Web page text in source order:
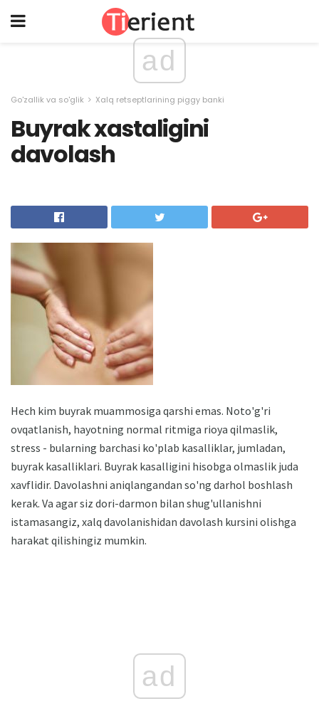
ad
Go'zallik va so'glik Xalq retseptlarining piggy banki
Buyrak xastaligini
davolash
Hech kim buyrak muammosiga qarshi emas. Noto'g'ri
ovqatlanish, hayotning normal ritmiga rioya qilmaslik,
stress - bularning barchasi ko'plab kasalliklar, jumladan,
buyrak kasalliklari. Buyrak kasalligini hisobga olmaslik juda
xavflidir. Davolashni aniqlangandan so'ng darhol boshlash
kerak. Va agar siz dori-darmon bilan shug'ullanishni
istamasangiz, xalq davolanishidan davolash kursini olishga
harakat qilishingiz mumkin.
ad